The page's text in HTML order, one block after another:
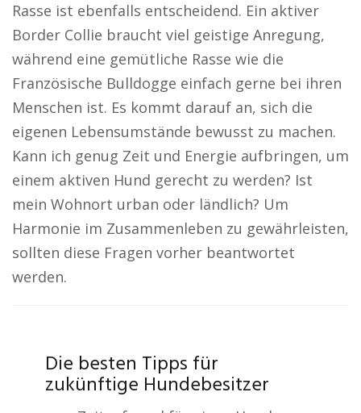
Rasse ist ebenfalls entscheidend. Ein aktiver
Border Collie braucht viel geistige Anregung,
während eine gemütliche Rasse wie die
Französische Bulldogge einfach gerne bei ihren
Menschen ist. Es kommt darauf an, sich die
eigenen Lebensumstände bewusst zu machen.
Kann ich genug Zeit und Energie aufbringen, um
einem aktiven Hund gerecht zu werden? Ist
mein Wohnort urban oder ländlich? Um
Harmonie im Zusammenleben zu gewährleisten,
sollten diese Fragen vorher beantwortet
werden.
Die besten Tipps für
zukünftige Hundebesitzer